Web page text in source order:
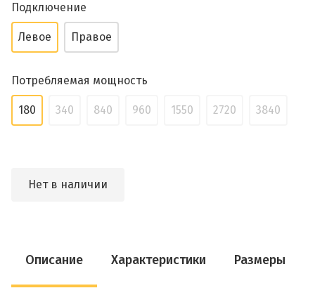
Подключение
Левое Правое
Потребляемая мощность
180 340 840 960 1550 2720 3840
Нет в наличии
Описание Характеристики Размеры